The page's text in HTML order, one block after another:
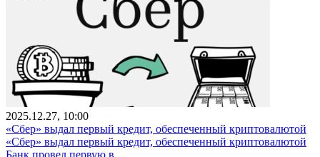
2025.12.27, 10:00
«Сбер» выдал первый кредит, обеспеченный криптовалютой
«Сбер» выдал первый кредит, обеспеченный криптовалютой
Банк провел первую в…